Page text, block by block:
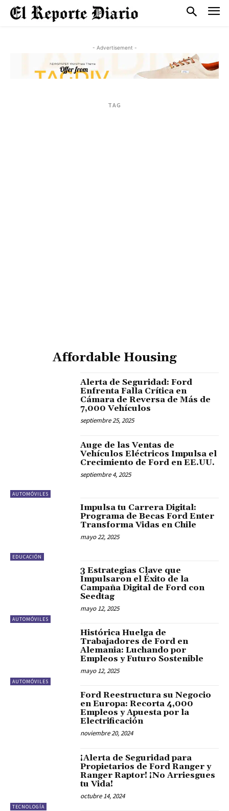
- Advertisement -
TAG
Affordable Housing
Alerta de Seguridad: Ford
Enfrenta Falla Crítica en
Cámara de Reversa de Más de
7,000 Vehículos
septiembre 25, 2025
AUTOMÓVILES
Auge de las Ventas de
Vehículos Eléctricos Impulsa el
Crecimiento de Ford en EE.UU.
septiembre 4, 2025
EDUCACIÓN
Impulsa tu Carrera Digital:
Programa de Becas Ford Enter
Transforma Vidas en Chile
mayo 22, 2025
AUTOMÓVILES
3 Estrategias Clave que
Impulsaron el Éxito de la
Campaña Digital de Ford con
Seedtag
mayo 12, 2025
AUTOMÓVILES
Histórica Huelga de
Trabajadores de Ford en
Alemania: Luchando por
Empleos y Futuro Sostenible
mayo 12, 2025
Ford Reestructura su Negocio
en Europa: Recorta 4,000
Empleos y Apuesta por la
Electrificación
noviembre 20, 2024
TECNOLOGÍA
¡Alerta de Seguridad para
Propietarios de Ford Ranger y
Ranger Raptor! ¡No Arriesgues
tu Vida!
octubre 14, 2024